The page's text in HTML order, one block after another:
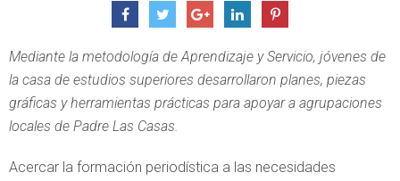
Mediante la metodología de Aprendizaje y Servicio, jóvenes de
la casa de estudios superiores desarrollaron planes, piezas
gráficas y herramientas prácticas para apoyar a agrupaciones
locales de Padre Las Casas.
Acercar la formación periodística a las necesidades